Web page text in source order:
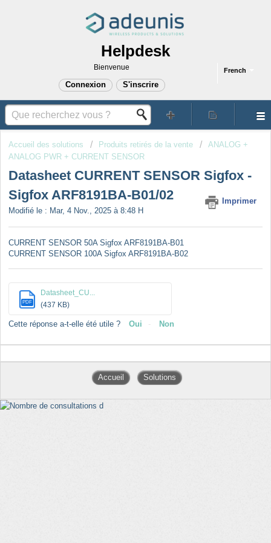
Helpdesk
French
Bienvenue
Connexion S'inscrire
Accueil des solutions Produits retirés de la vente
ANALOG +
ANALOG PWR + CURRENT SENSOR
Datasheet CURRENT SENSOR Sigfox -
Sigfox ARF8191BA-B01/02
Imprimer
Modifié le : Mar, 4 Nov., 2025 à 8:48 H
CURRENT SENSOR 50A Sigfox ARF8191BA-B01
CURRENT SENSOR 100A Sigfox ARF8191BA-B02
PDF
Datasheet_CU...
(437 KB)
Cette réponse a-t-elle été utile ? Oui Non
Accueil Solutions